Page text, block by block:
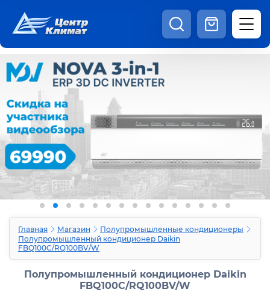
Каталог
Статьи
Наши работы Отзывы
Доставка и оплата Оферта
Контакты
8:00 - 20:00 Шоурум
Главная Магазин
Полупромышленные кондиционеры
Полупромышленный кондиционер Daikin
FBQ100C/RQ100BV/W
Полупромышленный кондиционер Daikin
FBQ100C/RQ100BV/W